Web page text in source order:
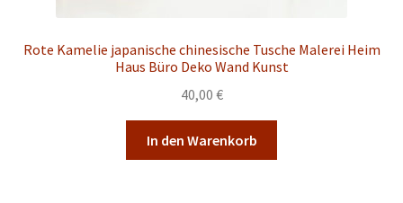
Rote Kamelie japanische chinesische Tusche Malerei Heim
Haus Büro Deko Wand Kunst
40,00 €
In den Warenkorb